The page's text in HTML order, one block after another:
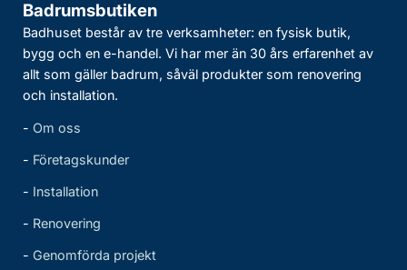
Badrumsbutiken
Badhuset består av tre verksamheter: en fysisk butik,
bygg och en e-handel. Vi har mer än 30 års erfarenhet av
allt som gäller badrum, såväl produkter som renovering
och installation.
- Om oss
- Företagskunder
- Installation
- Renovering
- Genomförda projekt